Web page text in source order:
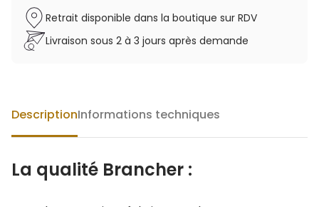
Retrait disponible dans la boutique sur RDV
Livraison sous 2 à 3 jours après demande
DescriptionInformations techniques
La qualité Brancher :